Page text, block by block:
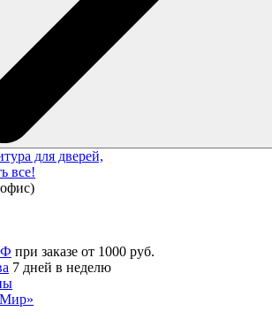
для дверей,
все!
при заказе от 1000 руб.
7 дней в неделю